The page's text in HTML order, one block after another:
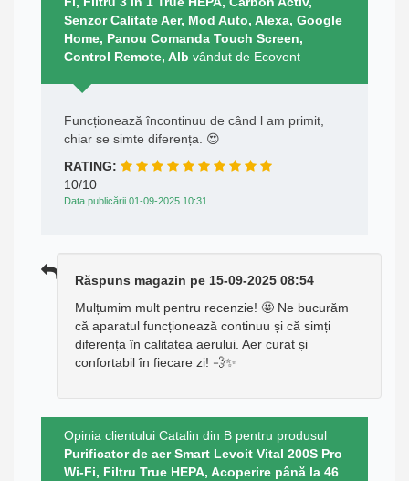
Senzor Calitate Aer, Mod Auto, Alexa, Google
Home, Panou Comanda Touch Screen,
Control Remote, Alb vândut de Ecovent
Funcționează încontinuu de când l am primit,
chiar se simte diferența. 😍
RATING:
10/10
Data publicării 01-09-2025 10:31
Răspuns magazin pe 15-09-2025 08:54
Mulțumim mult pentru recenzie! 🤩 Ne bucurăm
că aparatul funcționează continuu și că simți
diferența în calitatea aerului. Aer curat și
confortabil în fiecare zi! 💨✨
Opinia clientului Catalin din B pentru produsul
Purificator de aer Smart Levoit Vital 200S Pro
Wi-Fi, Filtru True HEPA, Acoperire până la 46